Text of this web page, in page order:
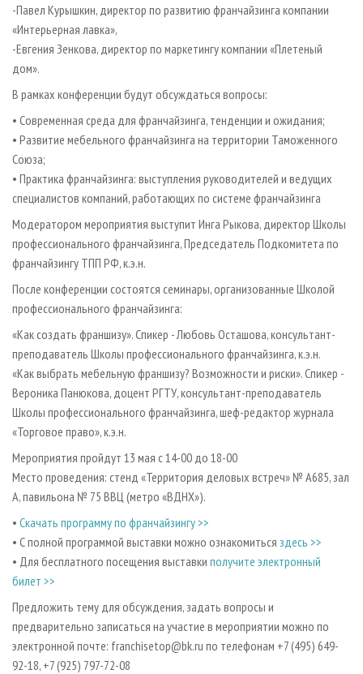
-Павел Курышкин, директор по развитию франчайзинга компании
«Интерьерная лавка»,
-Евгения Зенкова, директор по маркетингу компании «Плетеный
дом».
В рамках конференции будут обсуждаться вопросы:
• Современная среда для франчайзинга, тенденции и ожидания;
• Развитие мебельного франчайзинга на территории Таможенного
Союза;
• Практика франчайзинга: выступления руководителей и ведущих
специалистов компаний, работающих по системе франчайзинга
Модератором мероприятия выступит Инга Рыкова, директор Школы
профессионального франчайзинга, Председатель Подкомитета по
франчайзингу ТПП РФ, к.э.н.
После конференции состоятся семинары, организованные Школой
профессионального франчайзинга:
«Как создать франшизу». Спикер - Любовь Осташова, консультант-
преподаватель Школы профессионального франчайзинга, к.э.н.
«Как выбрать мебельную франшизу? Возможности и риски». Спикер -
Вероника Панюкова, доцент РГТУ, консультант-преподаватель
Школы профессионального франчайзинга, шеф-редактор журнала
«Торговое право», к.э.н.
Мероприятия пройдут 13 мая с 14-00 до 18-00
Место проведения: стенд «Территория деловых встреч» № А685, зал
А, павильона № 75 ВВЦ (метро «ВДНХ»).
• Скачать программу по франчайзингу >>
• С полной программой выставки можно ознакомиться здесь >>
• Для бесплатного посещения выставки получите электронный
билет >>
Предложить тему для обсуждения, задать вопросы и
предварительно записаться на участие в мероприятии можно по
электронной почте: franchisetop@bk.ru по телефонам +7 (495) 649-
92-18, +7 (925) 797-72-08